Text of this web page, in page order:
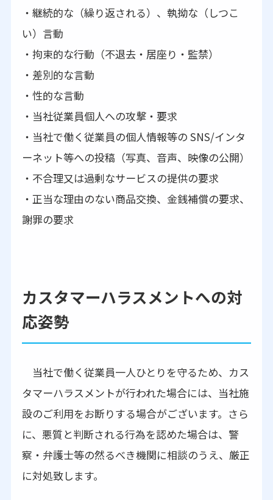
・継続的な（繰り返される）、執拗な（しつこ
い）言動
・拘束的な行動（不退去・居座り・監禁）
・差別的な言動
・性的な言動
・当社従業員個人への攻撃・要求
・当社で働く従業員の個人情報等の SNS/インタ
ーネット等への投稿（写真、音声、映像の公開）
・不合理又は過剰なサービスの提供の要求
・正当な理由のない商品交換、金銭補償の要求、
謝罪の要求
カスタマーハラスメントへの対
応姿勢
当社で働く従業員一人ひとりを守るため、カス
タマーハラスメントが行われた場合には、当社施
設のご利用をお断りする場合がございます。さら
に、悪質と判断される行為を認めた場合は、警
察・弁護士等の然るべき機関に相談のうえ、厳正
に対処致します。